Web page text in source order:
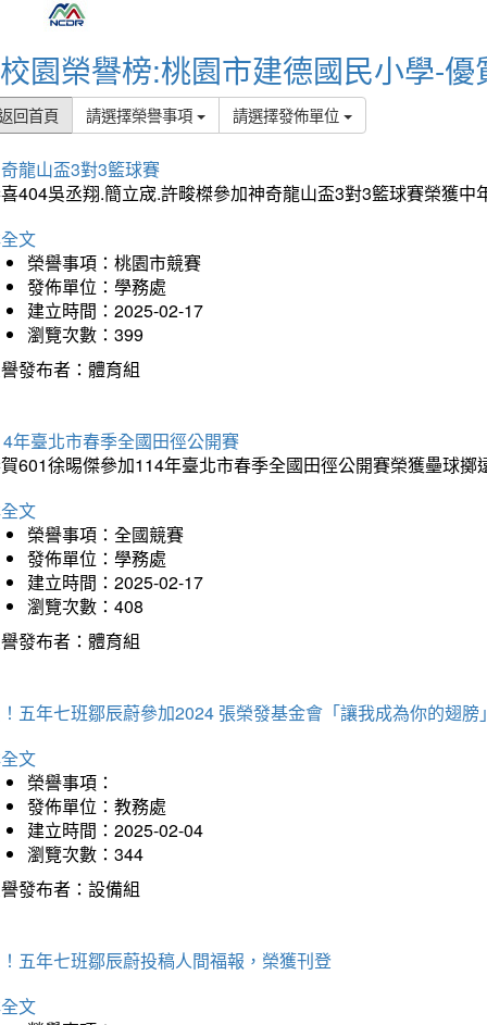
校園榮譽榜:桃園市建德國民小學-優
回首頁 請選擇榮譽事項 請選擇發佈單位
龍山盃3對3籃球賽
404吳丞翔.簡立宬.許畯榤參加神奇龍山盃3對3籃球賽榮獲中
文
榮譽事項：桃園市競賽
發佈單位：學務處
建立時間：2025-02-17
瀏覽次數：399
發布者：體育組
年臺北市春季全國田徑公開賽
601徐晹傑參加114年臺北市春季全國田徑公開賽榮獲壘球擲
文
榮譽事項：全國競賽
發佈單位：學務處
建立時間：2025-02-17
瀏覽次數：408
發布者：體育組
五年七班鄒辰蔚參加2024 張榮發基金會「讓我成為你的翅
文
榮譽事項：
發佈單位：教務處
建立時間：2025-02-04
瀏覽次數：344
發布者：設備組
五年七班鄒辰蔚投稿人間福報，榮獲刊登
文